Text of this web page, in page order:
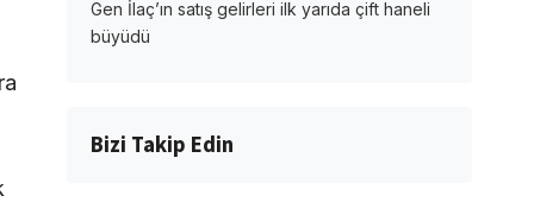
Gen İlaç’ın satış gelirleri ilk yarıda çift haneli
büyüdü
Bizi Takip Edin